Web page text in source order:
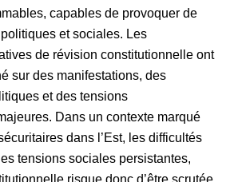
capables de provoquer de
et sociales. Les
de révision constitutionnelle ont
sur des manifestations, des
et des tensions
Dans un contexte marqué
dans l’Est, les difficultés
tensions sociales persistantes,
risque donc d’être scrutée